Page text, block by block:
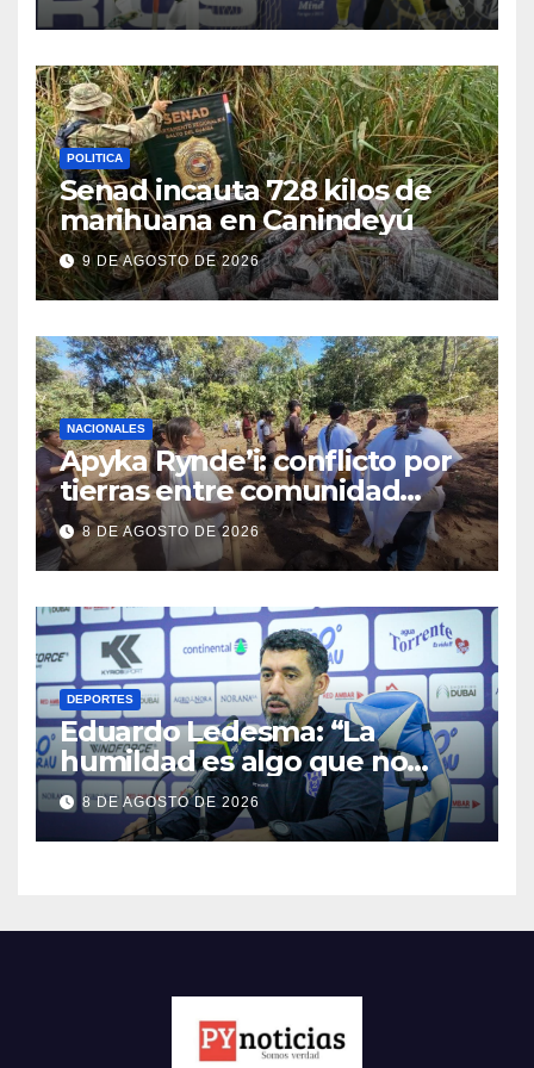
eso”
POLITICA
Senad incauta 728 kilos de
marihuana en Canindeyú
9 DE AGOSTO DE 2026
NACIONALES
Apyka Rynde’i: conflicto por
tierras entre comunidad
indígena y un estanciero
brasileño en Amambay
8 DE AGOSTO DE 2026
DEPORTES
Eduardo Ledesma: “La
humildad es algo que no
tenemos que perder”
8 DE AGOSTO DE 2026